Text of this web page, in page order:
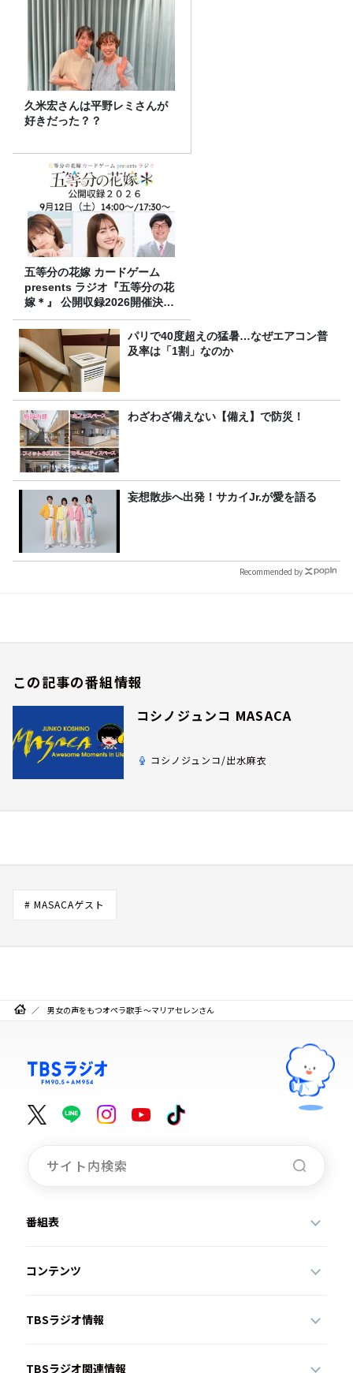
久米宏さんは平野レミさんが
好きだった？？
五等分の花嫁 カードゲーム
presents ラジオ『五等分の花
嫁＊』 公開収録2026開催決
定！
パリで40度超えの猛暑…なぜエアコン普
及率は「1割」なのか
わざわざ備えない【備え】で防災！
妄想散歩へ出発！サカイJr.が愛を語る
Recommended by
この記事の番組情報
コシノジュンコ MASACA
コシノジュンコ/出水麻衣
# MASACAゲスト
男女の声をもつオペラ歌手 ～マリアセレンさん
番組表
コンテンツ
TBSラジオ情報
TBSラジオ関連情報